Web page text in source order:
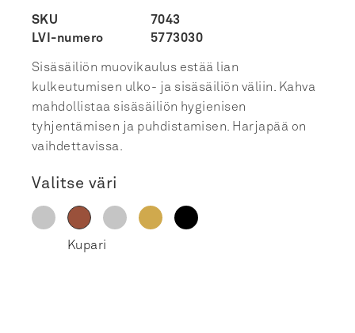
SKU
7043
LVI-numero
5773030
Sisäsäiliön muovikaulus estää lian
kulkeutumisen ulko- ja sisäsäiliön väliin. Kahva
mahdollistaa sisäsäiliön hygienisen
tyhjentämisen ja puhdistamisen. Harjapää on
vaihdettavissa.
Valitse väri